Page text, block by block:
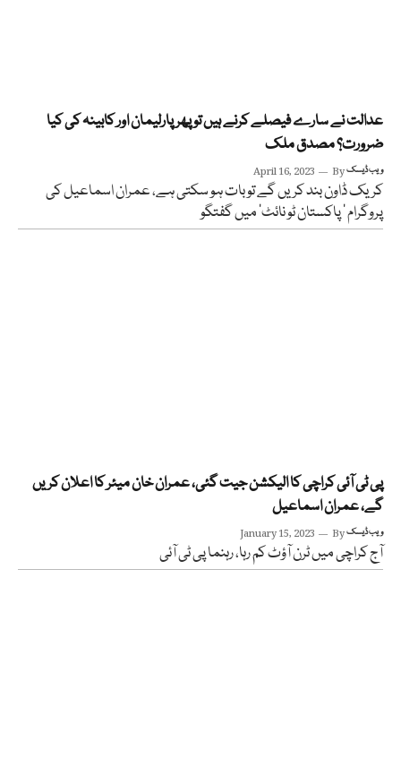
عدالت نے سارے فیصلے کرنے ہیں تو پھر پارلیمان اور کابینہ کی کیا
ضرورت؟ مصدق ملک
April 16, 2023 Byویب ڈیسک
کریک ڈاون بند کریں گے تو بات ہو سکتی ہے، عمران اسماعیل کی
پروگرام ’ پاکستان ٹو نائٹ‘ میں گفتگو
پی ٹی آئی کراچی کا الیکشن جیت گئی، عمران خان میئر کا اعلان کریں
گے، عمران اسماعیل
January 15, 2023 Byویب ڈیسک
آج کراچی میں ٹرن آؤٹ کم رہا، رہنما پی ٹی آئی